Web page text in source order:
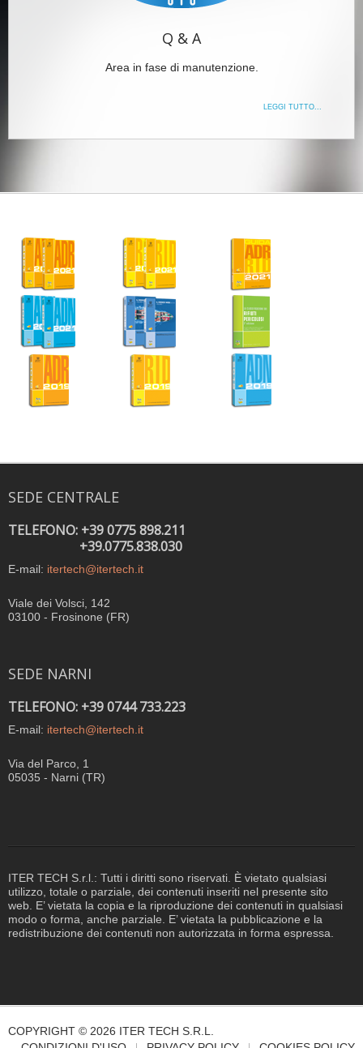
Q & A
Area in fase di manutenzione.
LEGGI TUTTO...
SEDE CENTRALE
TELEFONO: +39 0775 898.211
+39.0775.838.030
E-mail: itertech@itertech.it
Viale dei Volsci, 142
03100 - Frosinone (FR)
SEDE NARNI
TELEFONO: +39 0744 733.223
E-mail: itertech@itertech.it
Via del Parco, 1
05035 - Narni (TR)
ITER TECH S.r.l.: Tutti i diritti sono riservati. È vietato qualsiasi
utilizzo, totale o parziale, dei contenuti inseriti nel presente sito
web. E’ vietata la copia e la riproduzione dei contenuti in qualsiasi
modo o forma, anche parziale. E’ vietata la pubblicazione e la
redistribuzione dei contenuti non autorizzata in forma espressa.
COPYRIGHT © 2026 ITER TECH S.R.L.